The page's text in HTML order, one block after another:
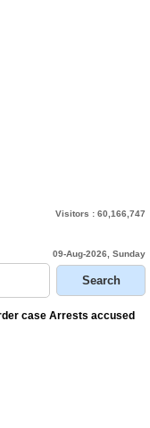
Visitors : 60,166,747
09-Aug-2026, Sunday
case Arrests accused